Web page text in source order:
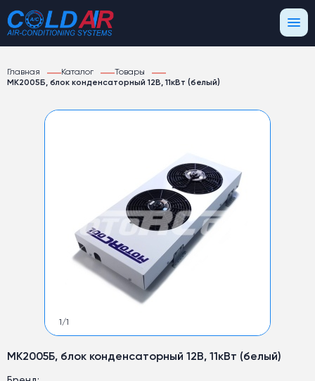
Главная Каталог
Товары
МК2005Б, блок конденсаторный 12В, 11кВт (белый)
1 /1
МК2005Б, блок конденсаторный 12В, 11кВт (белый)